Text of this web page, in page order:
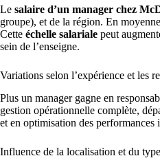
Le salaire d’un manager chez
groupe), et de la région. En
Cette échelle salariale peut
sein de l’enseigne.
Variations selon l’expérience et les
Plus un manager gagne en
gestion opérationnelle complète,
et en optimisation des
Influence de la localisation et du